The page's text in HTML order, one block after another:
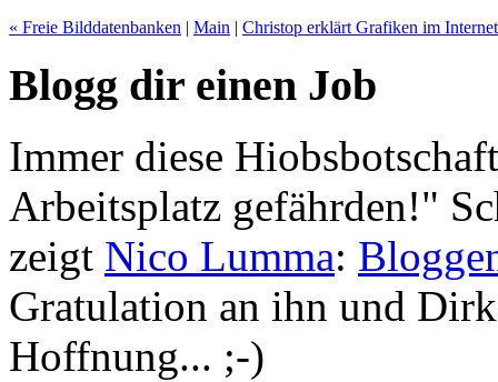
« Freie Bilddatenbanken | Main | Christop erklärt Grafiken im
Blogg dir einen Job
Immer diese
Arbeitsplatz gefährden!"
zeigt Nico Lumma:
Gratulation an ihn und
Hoffnung... ;-)